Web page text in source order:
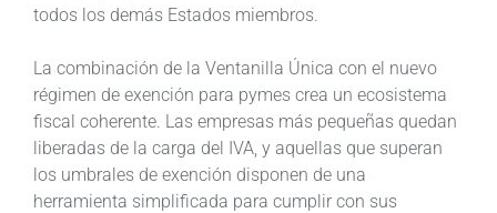
todos los demás Estados miembros.
La combinación de la Ventanilla Única con el nuevo
régimen de exención para pymes crea un ecosistema
fiscal coherente. Las empresas más pequeñas quedan
liberadas de la carga del IVA, y aquellas que superan
los umbrales de exención disponen de una
herramienta simplificada para cumplir con sus